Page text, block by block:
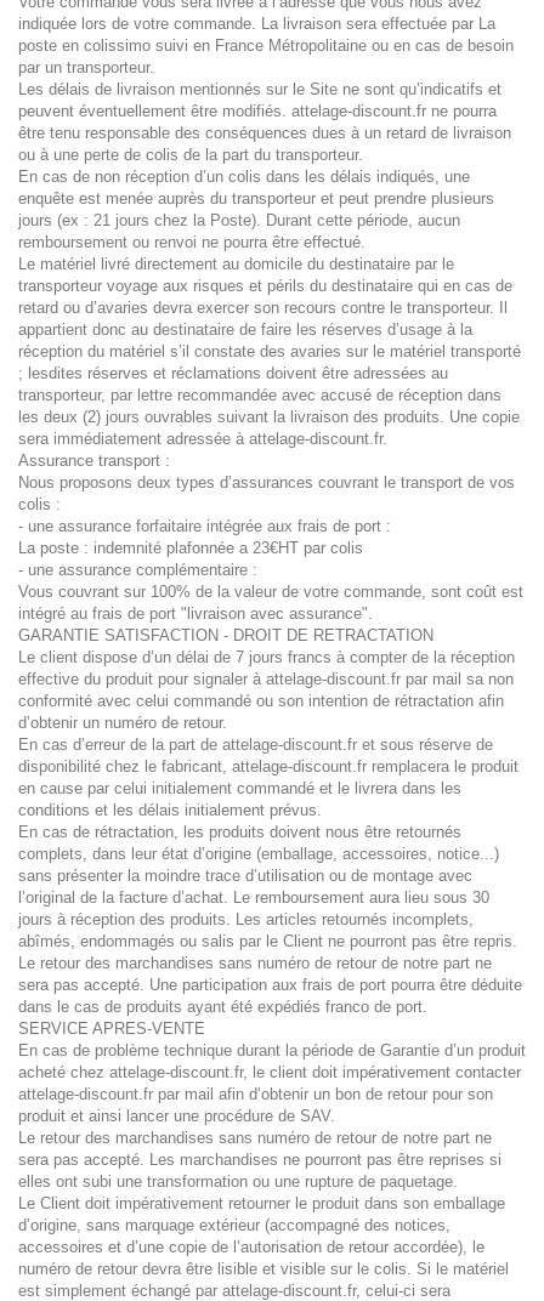
indiquée lors de votre commande. La livraison sera effectuée par La
poste en colissimo suivi en France Métropolitaine ou en cas de besoin
par un transporteur.
Les délais de livraison mentionnés sur le Site ne sont qu’indicatifs et
peuvent éventuellement être modifiés. attelage-discount.fr ne pourra
être tenu responsable des conséquences dues à un retard de livraison
ou à une perte de colis de la part du transporteur.
En cas de non réception d’un colis dans les délais indiqués, une
enquête est menée auprès du transporteur et peut prendre plusieurs
jours (ex : 21 jours chez la Poste). Durant cette période, aucun
remboursement ou renvoi ne pourra être effectué.
Le matériel livré directement au domicile du destinataire par le
transporteur voyage aux risques et périls du destinataire qui en cas de
retard ou d’avaries devra exercer son recours contre le transporteur. Il
appartient donc au destinataire de faire les réserves d’usage à la
réception du matériel s’il constate des avaries sur le matériel transporté
; lesdites réserves et réclamations doivent être adressées au
transporteur, par lettre recommandée avec accusé de réception dans
les deux (2) jours ouvrables suivant la livraison des produits. Une copie
sera immédiatement adressée à attelage-discount.fr.
Assurance transport :
Nous proposons deux types d’assurances couvrant le transport de vos
colis :
- une assurance forfaitaire intégrée aux frais de port :
La poste : indemnité plafonnée a 23€HT par colis
- une assurance complémentaire :
Vous couvrant sur 100% de la valeur de votre commande, sont coût est
intégré au frais de port "livraison avec assurance".
GARANTIE SATISFACTION - DROIT DE RETRACTATION
Le client dispose d’un délai de 7 jours francs à compter de la réception
effective du produit pour signaler à attelage-discount.fr par mail sa non
conformité avec celui commandé ou son intention de rétractation afin
d’obtenir un numéro de retour.
En cas d’erreur de la part de attelage-discount.fr et sous réserve de
disponibilité chez le fabricant, attelage-discount.fr remplacera le produit
en cause par celui initialement commandé et le livrera dans les
conditions et les délais initialement prévus.
En cas de rétractation, les produits doivent nous être retournés
complets, dans leur état d’origine (emballage, accessoires, notice...)
sans présenter la moindre trace d’utilisation ou de montage avec
l’original de la facture d’achat. Le remboursement aura lieu sous 30
jours à réception des produits. Les articles retournés incomplets,
abîmés, endommagés ou salis par le Client ne pourront pas être repris.
Le retour des marchandises sans numéro de retour de notre part ne
sera pas accepté. Une participation aux frais de port pourra être déduite
dans le cas de produits ayant été expédiés franco de port.
SERVICE APRES-VENTE
En cas de problème technique durant la période de Garantie d’un produit
acheté chez attelage-discount.fr, le client doit impérativement contacter
attelage-discount.fr par mail afin d’obtenir un bon de retour pour son
produit et ainsi lancer une procédure de SAV.
Le retour des marchandises sans numéro de retour de notre part ne
sera pas accepté. Les marchandises ne pourront pas être reprises si
elles ont subi une transformation ou une rupture de paquetage.
Le Client doit impérativement retourner le produit dans son emballage
d’origine, sans marquage extérieur (accompagné des notices,
accessoires et d’une copie de l’autorisation de retour accordée), le
numéro de retour devra être lisible et visible sur le colis. Si le matériel
est simplement échangé par attelage-discount.fr, celui-ci sera